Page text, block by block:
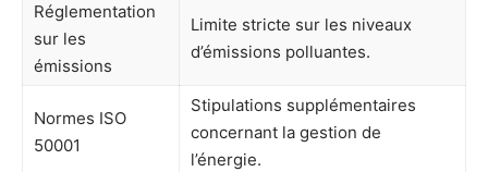
Réglementation
sur les
émissions
Limite stricte sur les niveaux
d’émissions polluantes.
Normes ISO
50001
Stipulations supplémentaires
concernant la gestion de
l’énergie.